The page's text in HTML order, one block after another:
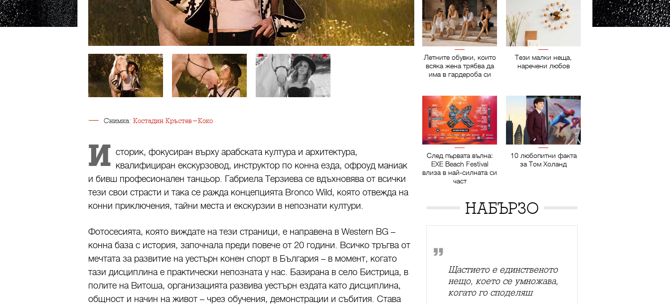
Снимка: Костадин Кръстев-Коко
И сторик, фокусиран върху арабската култура и архитектура,
квалифициран екскурзовод, инструктор по конна езда, офроуд маниак
и бивш професионален танцьор. Габриела Терзиева се вдъхновява от всички
тези свои страсти и така се ражда концепцията Bronco Wild, която отвежда на
конни приключения, тайни места и екскурзии в непознати култури.
Фотосесията, която виждате на тези страници, е направена в Western BG –
конна база с история, започнала преди повече от 20 години. Всичко тръгва от
мечтата за развитие на уестърн конен спорт в България – в момент, когато
тази дисциплина е практически непозната у нас. Базирана в село Бистрица, в
полите на Витоша, организацията развива уестърн ездата като дисциплина,
общност и начин на живот – чрез обучения, демонстрации и събития. Става
Летните обувки, които
всяка жена трябва да
има в гардероба си
Тези малки неща,
наречени любов
След първата вълна:
EXE Beach Festival
влиза в най-силната си
част
10 любопитни факта
за Том Холанд
НАБЪРЗО
Щастието е единственото
нещо, което се умножава,
когато го споделяш